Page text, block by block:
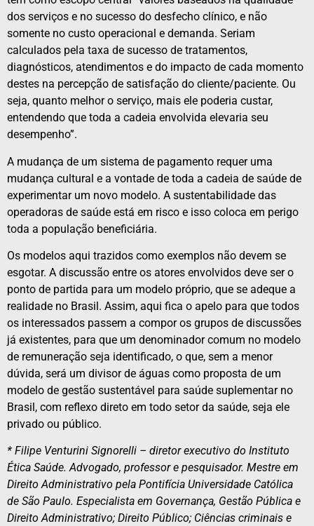
dos serviços e no sucesso do desfecho clínico, e não
somente no custo operacional e demanda. Seriam
calculados pela taxa de sucesso de tratamentos,
diagnósticos, atendimentos e do impacto de cada momento
destes na percepção de satisfação do cliente/paciente. Ou
seja, quanto melhor o serviço, mais ele poderia custar,
entendendo que toda a cadeia envolvida elevaria seu
desempenho”.
A mudança de um sistema de pagamento requer uma
mudança cultural e a vontade de toda a cadeia de saúde de
experimentar um novo modelo. A sustentabilidade das
operadoras de saúde está em risco e isso coloca em perigo
toda a população beneficiária.
Os modelos aqui trazidos como exemplos não devem se
esgotar. A discussão entre os atores envolvidos deve ser o
ponto de partida para um modelo próprio, que se adeque a
realidade no Brasil. Assim, aqui fica o apelo para que todos
os interessados passem a compor os grupos de discussões
já existentes, para que um denominador comum no modelo
de remuneração seja identificado, o que, sem a menor
dúvida, será um divisor de águas como proposta de um
modelo de gestão sustentável para saúde suplementar no
Brasil, com reflexo direto em todo setor da saúde, seja ele
privado ou público.
* Filipe Venturini Signorelli – diretor executivo do Instituto
Ética Saúde. Advogado, professor e pesquisador. Mestre em
Direito Administrativo pela Pontifícia Universidade Católica
de São Paulo. Especialista em Governança, Gestão Pública e
Direito Administrativo; Direito Público; Ciências criminais e